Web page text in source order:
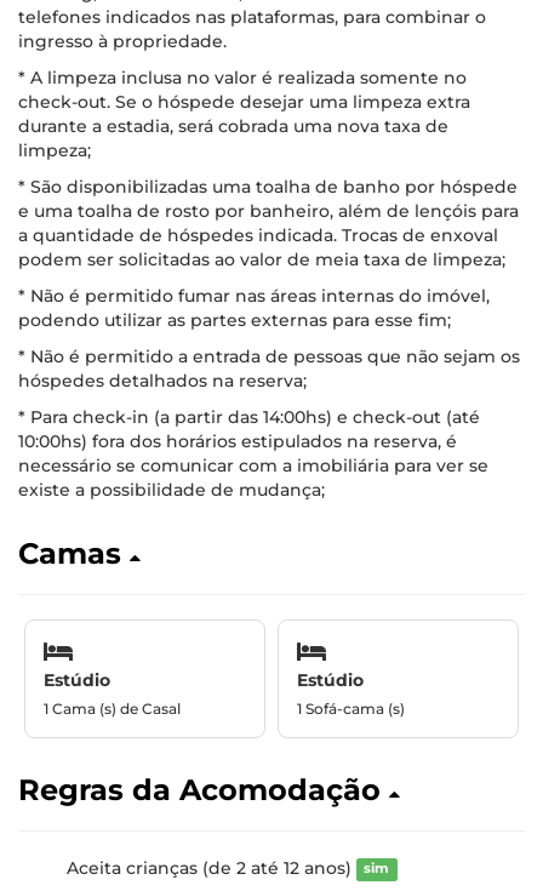
telefones indicados nas plataformas, para combinar o
ingresso à propriedade.
* A limpeza inclusa no valor é realizada somente no
check-out. Se o hóspede desejar uma limpeza extra
durante a estadia, será cobrada uma nova taxa de
limpeza;
* São disponibilizadas uma toalha de banho por hóspede
e uma toalha de rosto por banheiro, além de lençóis para
a quantidade de hóspedes indicada. Trocas de enxoval
podem ser solicitadas ao valor de meia taxa de limpeza;
* Não é permitido fumar nas áreas internas do imóvel,
podendo utilizar as partes externas para esse fim;
* Não é permitido a entrada de pessoas que não sejam os
hóspedes detalhados na reserva;
* Para check-in (a partir das 14:00hs) e check-out (até
10:00hs) fora dos horários estipulados na reserva, é
necessário se comunicar com a imobiliária para ver se
existe a possibilidade de mudança;
Camas
Estúdio
1 Cama (s) de Casal
Estúdio
1 Sofá-cama (s)
Regras da Acomodação
Aceita crianças (de 2 até 12 anos) sim